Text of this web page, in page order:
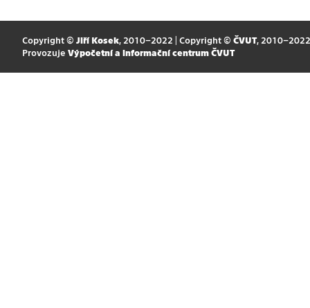
Copyright © Jiří Kosek, 2010–2022 | Copyright © ČVUT, 2010–2022
Provozuje Výpočetní a informační centrum ČVUT